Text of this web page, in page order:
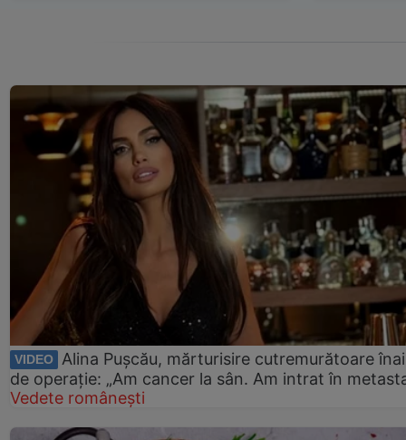
VIDEO
Alina Pușcău, mărturisire cutremurătoare
de operație: „Am cancer la sân. Am intrat în
Vedete românești